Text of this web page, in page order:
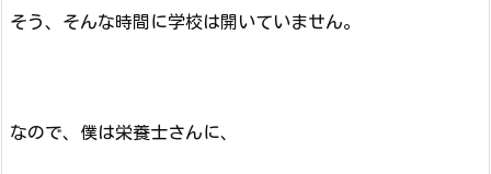
そう、そんな時間に学校は開いていません。
なので、僕は栄養士さんに、